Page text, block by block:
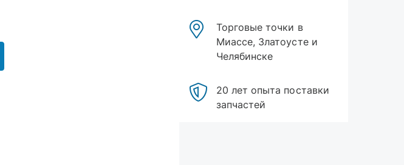
Торговые точки в
Миассе, Златоусте и
Челябинске
20 лет опыта поставки
запчастей